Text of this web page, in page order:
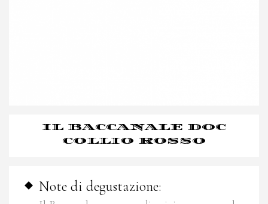
IL BACCANALE DOC
COLLIO ROSSO
Note di degustazione: